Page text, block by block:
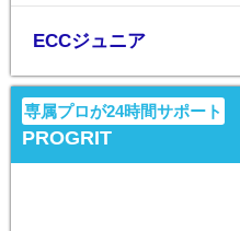
ECCジュニア
専属プロが24時間サポート
PROGRIT